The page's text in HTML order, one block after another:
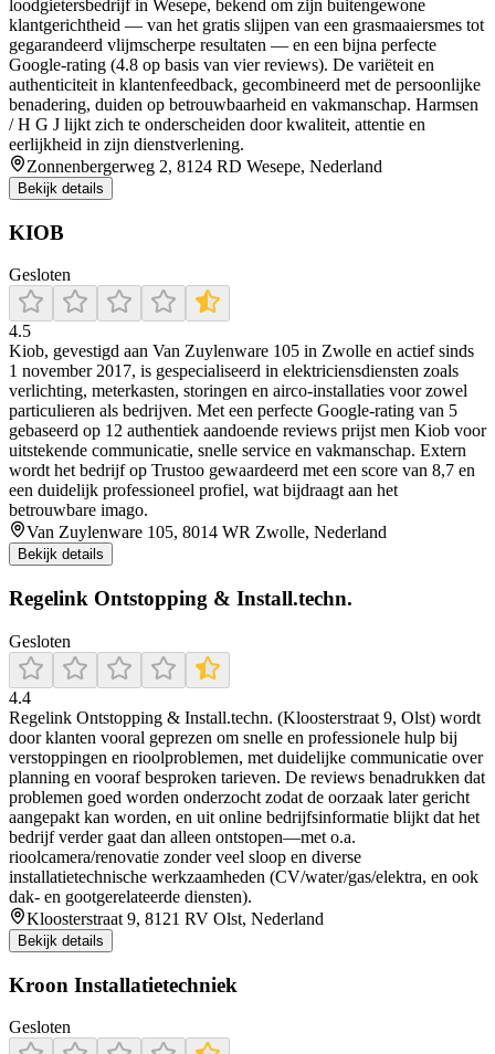
loodgietersbedrijf in Wesepe, bekend om zijn buitengewone
klantgerichtheid — van het gratis slijpen van een grasmaaiersmes tot
gegarandeerd vlijmscherpe resultaten — en een bijna perfecte
Google‑rating (4.8 op basis van vier reviews). De variëteit en
authenticiteit in klantenfeedback, gecombineerd met de persoonlijke
benadering, duiden op betrouwbaarheid en vakmanschap. Harmsen
/ H G J lijkt zich te onderscheiden door kwaliteit, attentie en
eerlijkheid in zijn dienstverlening.
Zonnenbergerweg 2, 8124 RD Wesepe, Nederland
Bekijk details
KIOB
Gesloten
4.5
Kiob, gevestigd aan Van Zuylenware 105 in Zwolle en actief sinds
1 november 2017, is gespecialiseerd in elektriciensdiensten zoals
verlichting, meterkasten, storingen en airco-installaties voor zowel
particulieren als bedrijven. Met een perfecte Google‑rating van 5
gebaseerd op 12 authentiek aandoende reviews prijst men Kiob voor
uitstekende communicatie, snelle service en vakmanschap. Extern
wordt het bedrijf op Trustoo gewaardeerd met een score van 8,7 en
een duidelijk professioneel profiel, wat bijdraagt aan het
betrouwbare imago.
Van Zuylenware 105, 8014 WR Zwolle, Nederland
Bekijk details
Regelink Ontstopping & Install.techn.
Gesloten
4.4
Regelink Ontstopping & Install.techn. (Kloosterstraat 9, Olst) wordt
door klanten vooral geprezen om snelle en professionele hulp bij
verstoppingen en rioolproblemen, met duidelijke communicatie over
planning en vooraf besproken tarieven. De reviews benadrukken dat
problemen goed worden onderzocht zodat de oorzaak later gericht
aangepakt kan worden, en uit online bedrijfsinformatie blijkt dat het
bedrijf verder gaat dan alleen ontstopen—met o.a.
rioolcamera/renovatie zonder veel sloop en diverse
installatietechnische werkzaamheden (CV/water/gas/elektra, en ook
dak- en gootgerelateerde diensten).
Kloosterstraat 9, 8121 RV Olst, Nederland
Bekijk details
Kroon Installatietechniek
Gesloten